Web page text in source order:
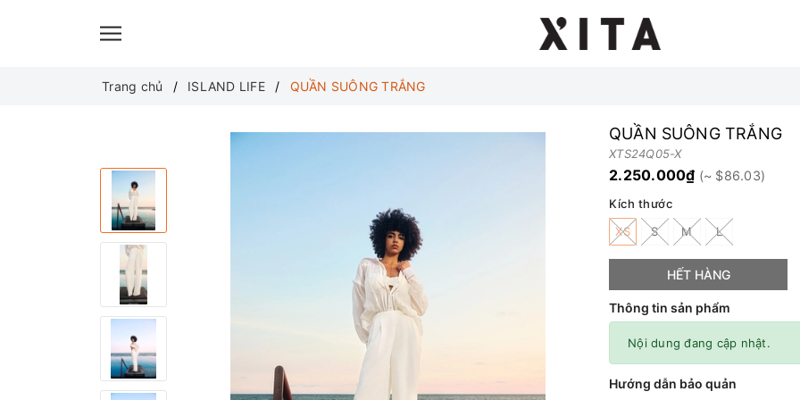
Trang chủ
ISLAND LIFE QUẦN SUÔNG TRẮNG
QUẦN SUÔNG TRẮNG
XTS24Q05-X
2.250.000₫
Kích thước
XS
S M L
HẾT HÀNG
Thông tin sản phẩm
Nội dung đang cập nhật.
Hướng dẫn bảo quản